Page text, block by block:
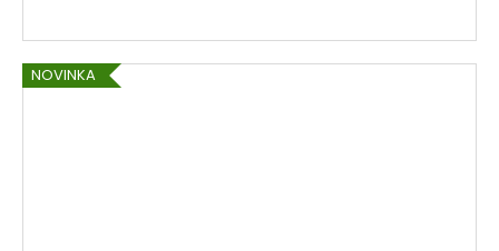
NOVINKA